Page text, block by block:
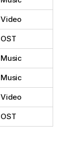
Video
OST
Music
Music
Video
OST